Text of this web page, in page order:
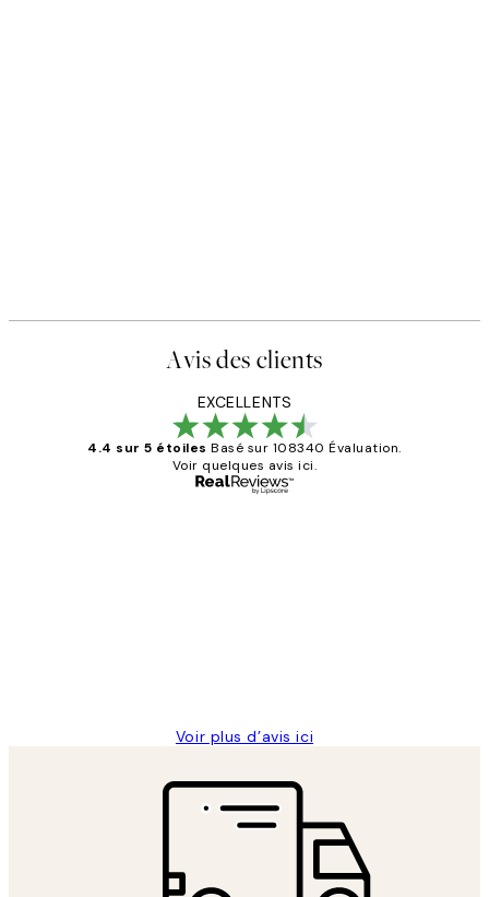
Avis des clients
EXCELLENTS
4.4 sur 5 étoiles Basé sur 108340 Évaluation.
Voir quelques avis ici.
Voir plus d’avis ici